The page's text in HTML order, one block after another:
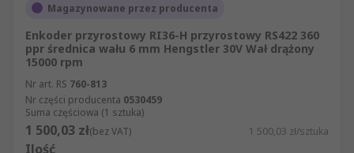
Magazynowane przez producenta
Enkoder przyrostowy RI36-H przyrostowy RS422 360
ppr średnica wału 6 mm Hengstler 30V Wał drążony
15000 rpm
Nr art. RS 760-813
Nr części producenta 0530459
Suma częściowa (1 sztuka)
1 500,03 zł(bez VAT) 1 500,03 zł/sztuka
Ilość